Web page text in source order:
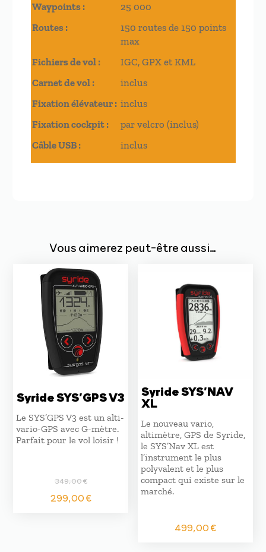
Waypoints :
25 000
Routes :
150 routes de 150 points
max
Fichiers de vol :
IGC, GPX et KML
Carnet de vol :
inclus
Fixation élévateur : inclus
Fixation cockpit :
par velcro (inclus)
Câble USB :
inclus
Vous aimerez peut-être aussi…
Syride SYS’GPS V3
Le SYS’GPS V3 est un alti-
vario-GPS avec G-mètre.
Parfait pour le vol loisir !
349,00€
Le
prix
299,00€Le
Syride SYS’NAV
XL
Le nouveau vario,
altimètre, GPS de Syride,
le SYS’Nav XL est
l’instrument le plus
polyvalent et le plus
compact qui existe sur le
marché.
499,00€